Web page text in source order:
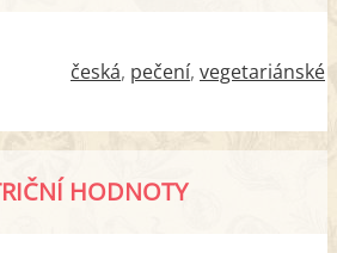
česká pečení vegetariánské
HODNOTY